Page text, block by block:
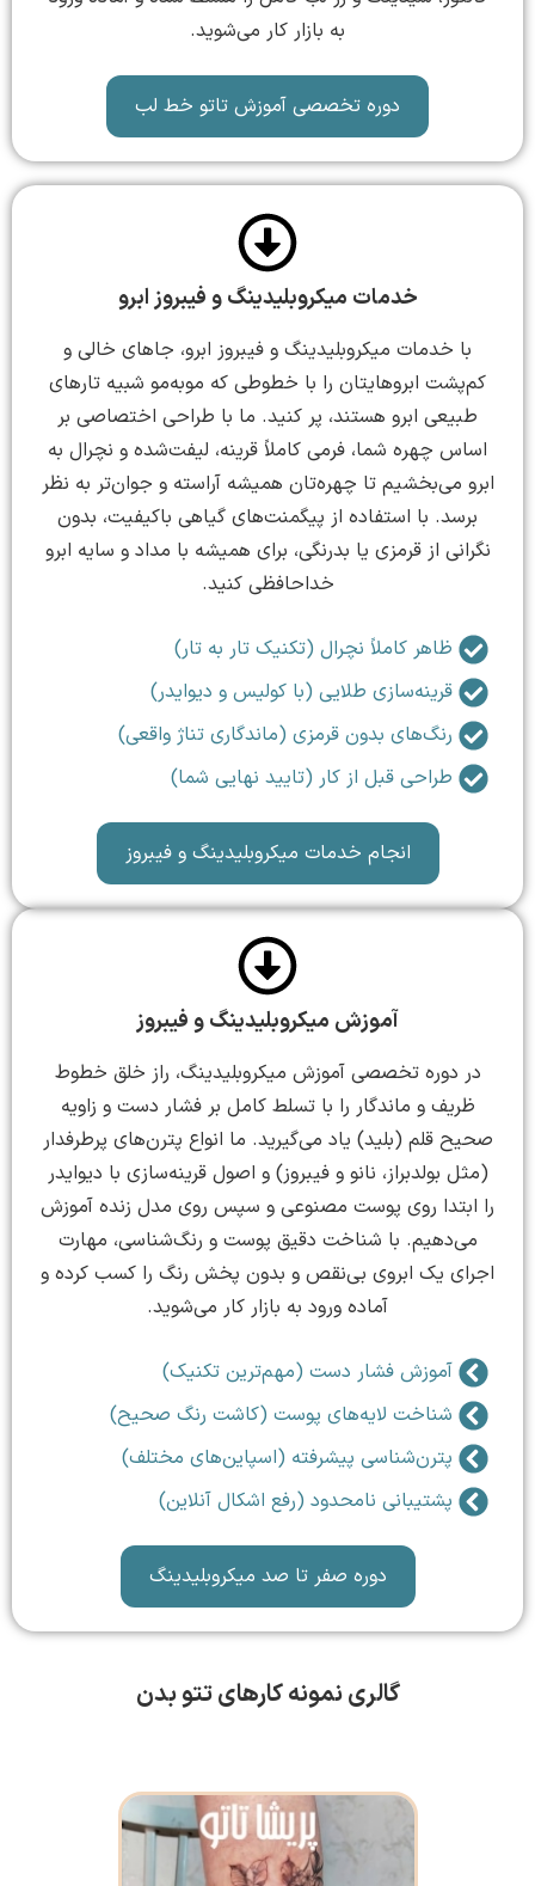
به بازار کار می‌شوید.
دوره تخصصی آموزش تاتو خط لب
خدمات میکروبلیدینگ و فیبروز ابرو
با خدمات میکروبلیدینگ و فیبروز ابرو، جاهای خالی و
کم‌پشت ابروهایتان را با خطوطی که مو‌به‌مو شبیه تارهای
طبیعی ابرو هستند، پر کنید. ما با طراحی اختصاصی بر
اساس چهره شما، فرمی کاملاً قرینه، لیفت‌شده و نچرال به
ابرو می‌بخشیم تا چهره‌تان همیشه آراسته و جوان‌تر به نظر
برسد. با استفاده از پیگمنت‌های گیاهی باکیفیت، بدون
نگرانی از قرمزی یا بدرنگی، برای همیشه با مداد و سایه ابرو
خداحافظی کنید.
ظاهر کاملاً نچرال (تکنیک تار به تار)
قرینه‌سازی طلایی (با کولیس و دیوایدر)
رنگ‌های بدون قرمزی (ماندگاری تناژ واقعی)
طراحی قبل از کار (تایید نهایی شما)
انجام خدمات میکروبلیدینگ و فیبروز
آموزش میکروبلیدینگ و فیبروز
در دوره تخصصی آموزش میکروبلیدینگ، راز خلق خطوط
ظریف و ماندگار را با تسلط کامل بر فشار دست و زاویه
صحیح قلم (بلید) یاد می‌گیرید. ما انواع پترن‌های پرطرفدار
(مثل بولدبراز، نانو و فیبروز) و اصول قرینه‌سازی با دیوایدر
را ابتدا روی پوست مصنوعی و سپس روی مدل زنده آموزش
می‌دهیم. با شناخت دقیق پوست و رنگ‌شناسی، مهارت
اجرای یک ابروی بی‌نقص و بدون پخش رنگ را کسب کرده و
آماده ورود به بازار کار می‌شوید.
آموزش فشار دست (مهم‌ترین تکنیک)
شناخت لایه‌های پوست (کاشت رنگ صحیح)
پترن‌شناسی پیشرفته (اسپاین‌های مختلف)
پشتیبانی نامحدود (رفع اشکال آنلاین)
دوره صفر تا صد میکروبلیدینگ
گالری نمونه کارهای تتو بدن